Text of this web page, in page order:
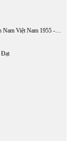
Nguyễn Văn Lục: 20 Năm Triết Học Tây Phương Ở Miền Nam Việt Nam 1955 - 1975
Đạt